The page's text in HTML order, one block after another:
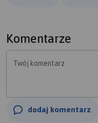
Komentarze
Twój komentarz
dodaj komentarz